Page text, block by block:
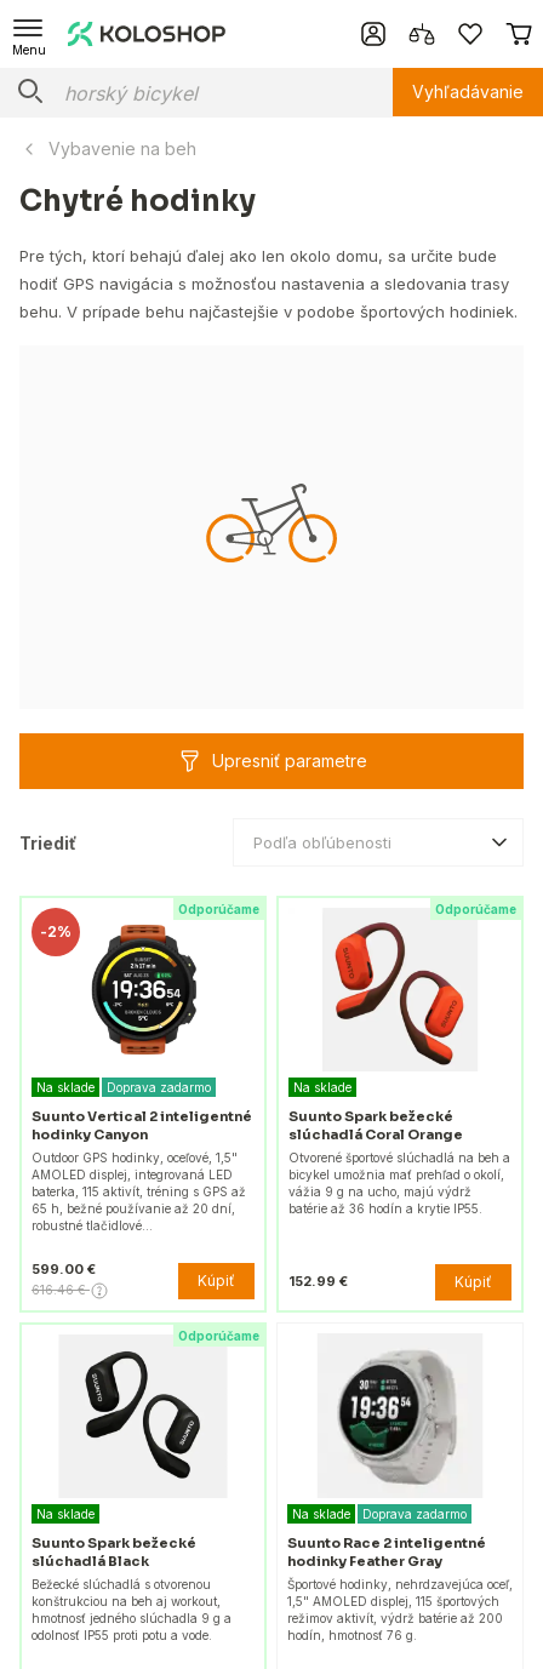
Menu
Vyhľadávanie
Vybavenie na beh
Chytré hodinky
Pre tých, ktorí behajú ďalej ako len okolo domu, sa určite bude
hodiť GPS navigácia s možnosťou nastavenia a sledovania trasy
behu. V prípade behu najčastejšie v podobe športových hodiniek.
Upresniť parametre
Triediť Podľa obľúbenosti
Odporúčame
-2%
Na sklade Doprava zadarmo
Suunto Vertical 2 inteligentné
hodinky Canyon
Outdoor GPS hodinky, oceľové, 1,5"
AMOLED displej, integrovaná LED
baterka, 115 aktivít, tréning s GPS až
65 h, bežné používanie až 20 dní,
robustné tlačidlové…
599.00 €
616.46 € Kúpiť
Odporúčame
Na sklade
Suunto Spark bežecké
slúchadlá Coral Orange
Otvorené športové slúchadlá na beh a
bicykel umožnia mať prehľad o okolí,
vážia 9 g na ucho, majú výdrž
batérie až 36 hodín a krytie IP55.
152.99 € Kúpiť
Odporúčame
Na sklade
Suunto Spark bežecké
slúchadlá Black
Bežecké slúchadlá s otvorenou
konštrukciou na beh aj workout,
hmotnosť jedného slúchadla 9 g a
odolnosť IP55 proti potu a vode.
Na sklade Doprava zadarmo
Suunto Race 2 inteligentné
hodinky Feather Gray
Športové hodinky, nehrdzavejúca oceľ,
1,5" AMOLED displej, 115 športových
režimov aktivít, výdrž batérie až 200
hodín, hmotnosť 76 g.